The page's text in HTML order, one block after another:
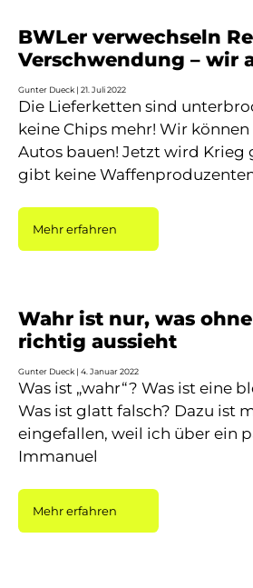
BWLer verwechseln
Verschwendung – wir
Gunter Dueck 21. Juli 2022
Die Lieferketten sind
keine Chips mehr! Wir
Autos bauen! Jetzt wird Krieg
gibt keine
Mehr erfahren
Wahr ist nur, was
richtig aussieht
Gunter Dueck 4. Januar 2022
Was ist „wahr“? Was ist eine
Was ist glatt falsch? Dazu ist
eingefallen, weil ich über ein
Immanuel
Mehr erfahren